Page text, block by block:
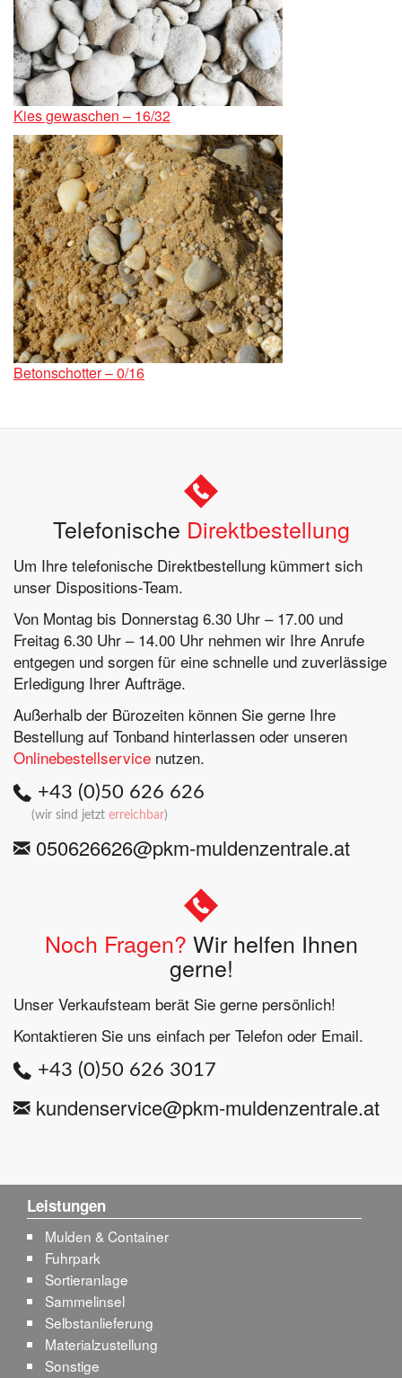
Kies gewaschen – 16/32
Betonschotter – 0/16
Telefonische Direktbestellung
Um Ihre telefonische Direktbestellung kümmert sich
unser Dispositions-Team.
Von Montag bis Donnerstag 6.30 Uhr – 17.00 und
Freitag 6.30 Uhr – 14.00 Uhr nehmen wir Ihre Anrufe
entgegen und sorgen für eine schnelle und zuverlässige
Erledigung Ihrer Aufträge.
Außerhalb der Bürozeiten können Sie gerne Ihre
Bestellung auf Tonband hinterlassen oder unseren
Onlinebestellservice nutzen.
+43 (0)50 626 626
(wir sind jetzt erreichbar)
050626626@pkm-muldenzentrale.at
Noch Fragen? Wir helfen Ihnen
gerne!
Unser Verkaufsteam berät Sie gerne persönlich!
Kontaktieren Sie uns einfach per Telefon oder Email.
+43 (0)50 626 3017
kundenservice@pkm-muldenzentrale.at
Leistungen
Mulden & Container
Fuhrpark
Sortieranlage
Sammelinsel
Selbstanlieferung
Materialzustellung
Sonstige